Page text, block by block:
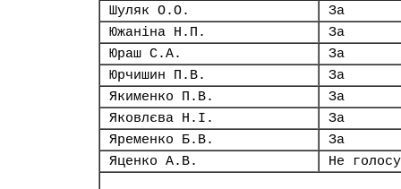
Шуляк О.О.
За
Южаніна Н.П.
За
Юраш С.А.
За
Юрчишин П.В.
За
Якименко П.В.
За
Яковлєва Н.І.
За
Яременко Б.В.
За
Яценко А.В.
Не